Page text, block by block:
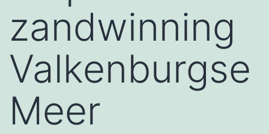
zandwinning
Valkenburgse
Meer